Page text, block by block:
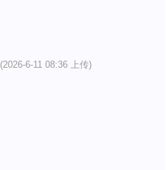
(2026-6-11 08:36 上传)